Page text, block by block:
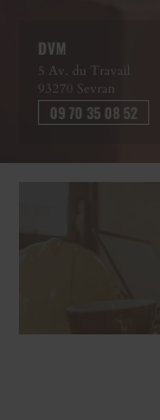
DVM
5 Av. du Travail
93270 Sevran
09 70 35 08 52